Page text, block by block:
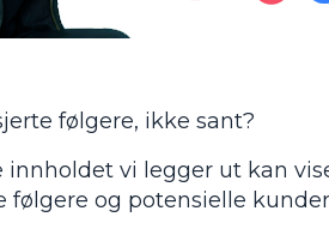
følgere, ikke sant?
vi legger ut kan
følgere og potensielle